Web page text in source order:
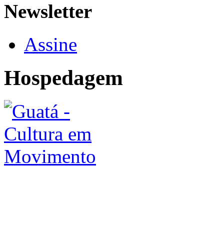
Newsletter
Assine
Hospedagem